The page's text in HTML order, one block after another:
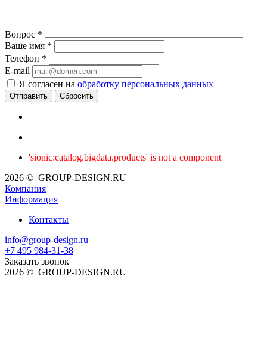
Вопрос *
Ваше имя *
Телефон *
E-mail
Я согласен на обработку персональных данных
Сбросить
'sionic:catalog.bigdata.products' is not a component
2026 © GROUP-DESIGN.RU
Компания
Информация
Контакты
info@group-design.ru
+7 495 984-31-38
Заказать звонок
2026 © GROUP-DESIGN.RU